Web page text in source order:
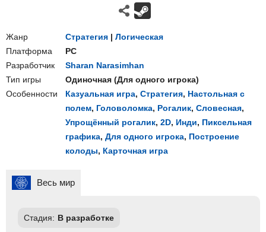
Жанр Стратегия | Логическая
Платформа
PC
Разработчик
Sharan Narasimhan
Тип игры
Одиночная (Для одного игрока)
Особенности
Казуальная игра, Стратегия, Настольная с
полем, Головоломка, Рогалик, Словесная,
Упрощённый рогалик, 2D, Инди, Пиксельная
графика, Для одного игрока, Построение
колоды, Карточная игра
Весь мир
Стадия: В разработке